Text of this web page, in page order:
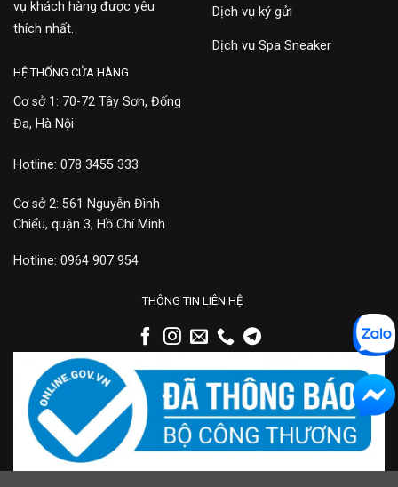
vụ khách hàng được yêu
thích nhất.
Dịch vụ ký gửi
Dịch vụ Spa Sneaker
HỆ THỐNG CỬA HÀNG
Cơ sở 1: 70-72 Tây Sơn, Đống
Đa, Hà Nội
Hotline: 078 3455 333
Cơ sở 2: 561 Nguyễn Đình
Chiểu, quận 3, Hồ Chí Minh
Hotline: 0964 907 954
THÔNG TIN LIÊN HỆ